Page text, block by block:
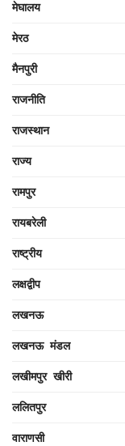
मेघालय
मेरठ
मैनपुरी
राजनीति
राजस्थान
राज्य
रामपुर
रायबरेली
राष्ट्रीय
लक्षद्वीप
लखनऊ
लखनऊ मंडल
लखीमपुर खीरी
ललितपुर
वाराणसी